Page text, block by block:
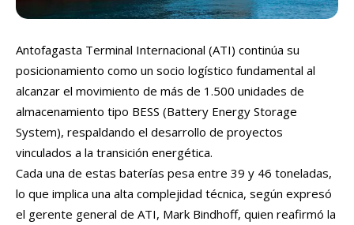
Antofagasta Terminal Internacional (ATI) continúa su
posicionamiento como un socio logístico fundamental al
alcanzar el movimiento de más de 1.500 unidades de
almacenamiento tipo BESS (Battery Energy Storage
System), respaldando el desarrollo de proyectos
vinculados a la transición energética.
Cada una de estas baterías pesa entre 39 y 46 toneladas,
lo que implica una alta complejidad técnica, según expresó
el gerente general de ATI, Mark Bindhoff, quien reafirmó la